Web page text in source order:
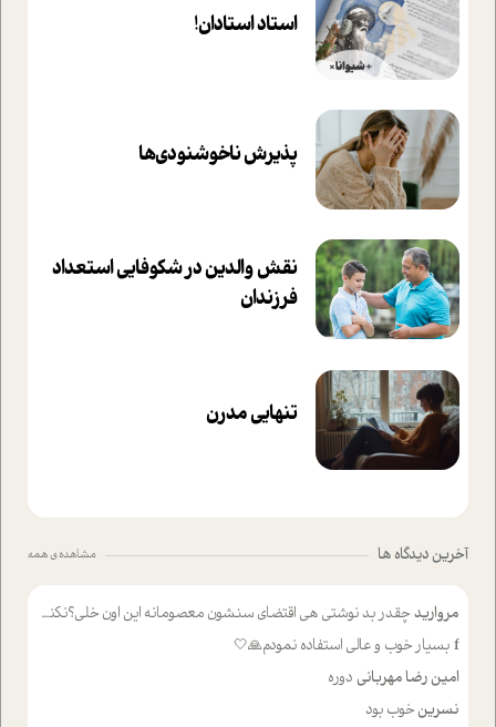
استاد استادان!
پذیرش ناخوشنودی‌ها
نقش والدین در شکوفا‌یی ا‌ستعداد
فرزندان‌
تنهایی مدرن
آخرین دیدگاه ها مشاهده ی همه
مروارید چقدر بد نوشتی هی اقتضای سنشون معصومانه این اون خلی؟نکنه تا چهل سالگی پوشکت میکردن و شیر میخوردی که به اینا میگی کودک
f بسیار خوب و عالی استفاده نمودم🙏🤍
امین رضا مهربانی دوره
نسرینخوب بود